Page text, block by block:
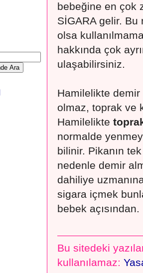
bebeğine en çok
SİGARA gelir.
olsa
hakkında çok
ulaşabilirsiniz.
Hamilelikte demir
olmaz, toprak ve
Hamilelikte
normalde
bilinir. Pikanın
nedenle demir
dahiliye
sigara içmek
bebek açısından.
Bu sitedeki
kullanılamaz: